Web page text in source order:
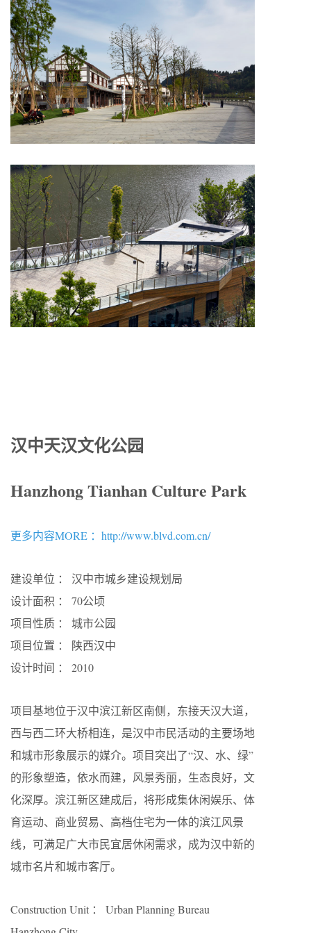
汉中天汉文化公园
Hanzhong Tianhan Culture Park
更多内容MORE ：http://www.blvd.com.cn/
建设单位 ： 汉中市城乡建设规划局
设计面积 ： 70公顷
项目性质 ： 城市公园
项目位置 ： 陕西汉中
设计时间 ： 2010
项目基地位于汉中滨江新区南侧，东接天汉大道，
西与西二环大桥相连，是汉中市民活动的主要场地
和城市形象展示的媒介。项目突出了“汉、水、绿”
的形象塑造，依水而建，风景秀丽，生态良好，文
化深厚。滨江新区建成后，将形成集休闲娱乐、体
育运动、商业贸易、高档住宅为一体的滨江风景
线，可满足广大市民宜居休闲需求，成为汉中新的
城市名片和城市客厅。
Construction Unit ： Urban Planning Bureau